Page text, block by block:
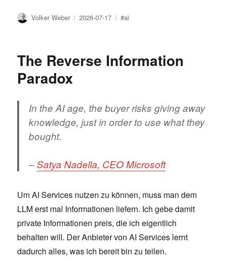
Author
Volker Weber
Posted
2026-07-17 Tags
#ai
The Reverse Information
Paradox
In the AI age, the buyer risks giving away
knowledge, just in order to use what they
bought.
–Satya Nadella, CEO Microsoft
Um AI Services nutzen zu können, muss man dem
LLM erst mal Informationen liefern. Ich gebe damit
private Informationen preis, die ich eigentlich
behalten will. Der Anbieter von AI Services lernt
dadurch alles, was ich bereit bin zu teilen.